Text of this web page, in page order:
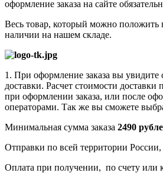
оформление заказа на сайте
Весь товар, который можно положить
наличии на нашем складе.
1. При оформление заказа вы увидите
доставки. Расчет стоимости доставки
при оформлении заказа, или после
операторами. Так же вы сможете
Минимальная сумма заказа 2490
Отправки по всей территории России,
Оплата при получении, по счету или